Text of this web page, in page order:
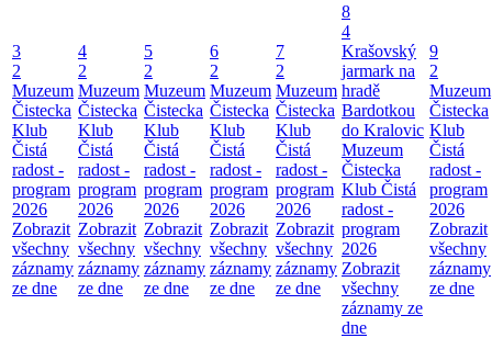
3
2
Muzeum
Čistecka
Klub
Čistá
radost -
program
2026
Zobrazit
všechny
záznamy
ze dne
4
2
Muzeum
Čistecka
Klub
Čistá
radost -
program
2026
Zobrazit
všechny
záznamy
ze dne
5
2
Muzeum
Čistecka
Klub
Čistá
radost -
program
2026
Zobrazit
všechny
záznamy
ze dne
6
2
Muzeum
Čistecka
Klub
Čistá
radost -
program
2026
Zobrazit
všechny
záznamy
ze dne
7
2
Muzeum
Čistecka
Klub
Čistá
radost -
program
2026
Zobrazit
všechny
záznamy
ze dne
8
4
Krašovský
jarmark na
hradě
Bardotkou
do Kralovic
Muzeum
Čistecka
Klub Čistá
radost -
program
2026
Zobrazit
všechny
záznamy ze
dne
9
2
Muzeum
Čistecka
Klub
Čistá
radost -
program
2026
Zobrazit
všechny
záznamy
ze dne